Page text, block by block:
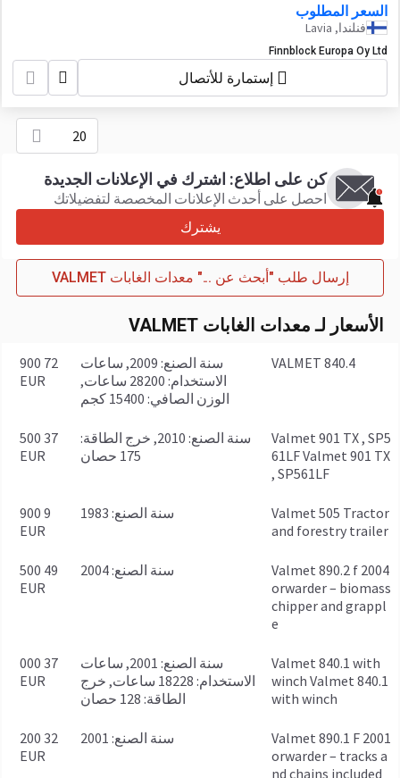
السعر المطلوب
فنلندا, Lavia
Finnblock Europa Oy Ltd
إستمارة للأتصال
20
كن على اطلاع: اشترك في الإعلانات الجديدة
احصل على أحدث الإعلانات المخصصة لتفضيلاتك
يشترك
إرسال طلب "أبحث عن ..." معدات الغابات VALMET
الأسعار لـ معدات الغابات VALMET
VALMET 840.4
سنة الصنع: 2009, ساعات
الاستخدام: 28200 ساعات,
الوزن الصافي: 15400 كجم
72 900
EUR
Valmet 901 TX , SP5
61LF Valmet 901 TX
, SP561LF
سنة الصنع: 2010, خرج الطاقة:
175 حصان
37 500
EUR
Valmet 505 Tractor
and forestry trailer
سنة الصنع: 1983
9 900
EUR
2004 Valmet 890.2 f
orwarder – biomass
chipper and grappl
e
سنة الصنع: 2004
49 500
EUR
Valmet 840.1 with
winch Valmet 840.1
with winch
سنة الصنع: 2001, ساعات
الاستخدام: 18228 ساعات, خرج
الطاقة: 128 حصان
37 000
EUR
2001 Valmet 890.1 F
orwarder – tracks a
nd chains included
سنة الصنع: 2001
32 200
EUR